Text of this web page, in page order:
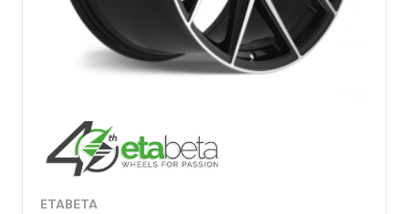
ETABETA